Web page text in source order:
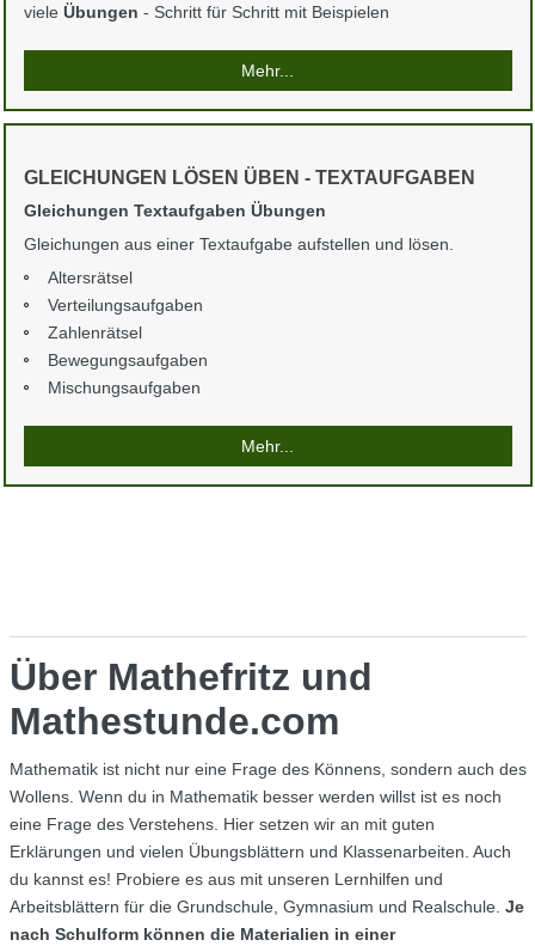
viele Übungen - Schritt für Schritt mit Beispielen
Mehr...
GLEICHUNGEN LÖSEN ÜBEN - TEXTAUFGABEN
Gleichungen Textaufgaben Übungen
Gleichungen aus einer Textaufgabe aufstellen und lösen.
Altersrätsel
Verteilungsaufgaben
Zahlenrätsel
Bewegungsaufgaben
Mischungsaufgaben
Mehr...
Über Mathefritz und
Mathestunde.com
Mathematik ist nicht nur eine Frage des Könnens, sondern auch des
Wollens. Wenn du in Mathematik besser werden willst ist es noch
eine Frage des Verstehens. Hier setzen wir an mit guten
Erklärungen und vielen Übungsblättern und Klassenarbeiten. Auch
du kannst es! Probiere es aus mit unseren Lernhilfen und
Arbeitsblättern für die Grundschule, Gymnasium und Realschule. Je
nach Schulform können die Materialien in einer